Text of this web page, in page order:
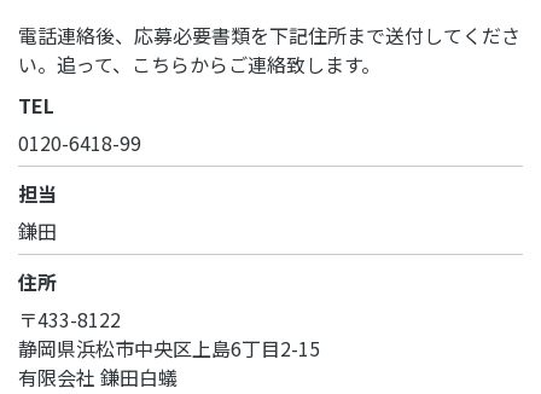
電話連絡後、応募必要書類を下記住所まで送付してくださ
い。追って、こちらからご連絡致します。
TEL
0120-6418-99
担当
鎌田
住所
〒433-8122
静岡県浜松市中央区上島6丁目2-15
有限会社 鎌田白蟻